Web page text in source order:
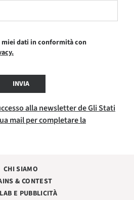
miei dati in conformità con
INVIA
alla newsletter de Gli Stati
mail per completare la
CHI SIAMO
& CONTEST
E PUBBLICITÀ